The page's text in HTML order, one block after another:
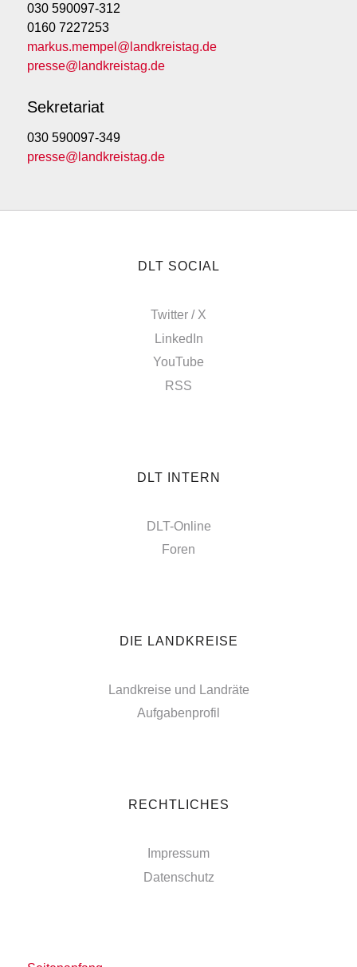
030 590097-312
0160 7227253
markus.mempel@landkreistag.de
presse@landkreistag.de
Sekretariat
030 590097-349
presse@landkreistag.de
DLT SOCIAL
Twitter / X
LinkedIn
YouTube
RSS
DLT INTERN
DLT-Online
Foren
DIE LANDKREISE
Landkreise und Landräte
Aufgabenprofil
RECHTLICHES
Impressum
Datenschutz